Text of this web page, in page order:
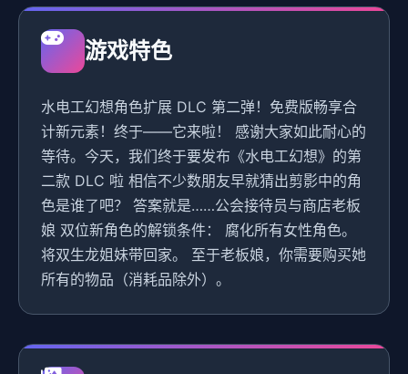
游戏特色
水电工幻想角色扩展 DLC 第二弹！免费版畅享合
计新元素！终于——它来啦！ 感谢大家如此耐心的
等待。今天，我们终于要发布《水电工幻想》的第
二款 DLC 啦 相信不少数朋友早就猜出剪影中的角
色是谁了吧？ 答案就是……公会接待员与商店老板
娘 双位新角色的解锁条件： 腐化所有女性角色。
将双生龙姐妹带回家。 至于老板娘，你需要购买她
所有的物品（消耗品除外）。